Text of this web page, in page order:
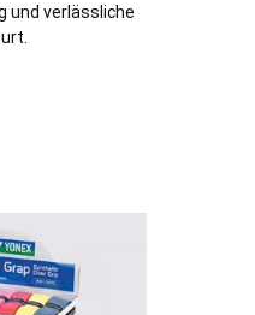
und verlässliche